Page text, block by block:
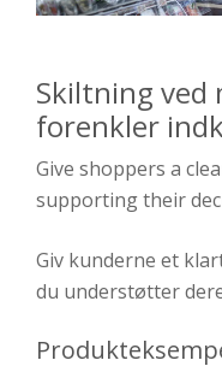
Skiltning ved
forenkler
Give shoppers a
supporting their
Giv kunderne et
du understøtter